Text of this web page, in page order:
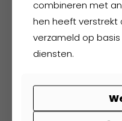
worden
op
de
productpagina
combineren met
hen heeft verstrekt
verzameld op
diensten.